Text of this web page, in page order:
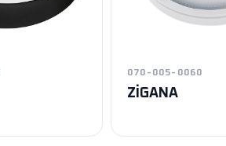
070-005-0060
ZİGANA